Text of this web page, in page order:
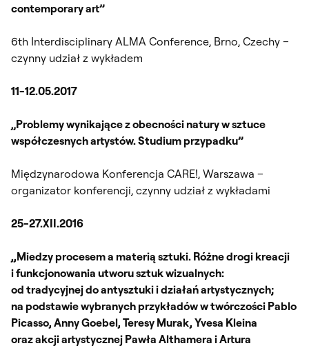
contemporary art”
6th Interdisciplinary ALMA Conference, Brno, Czechy –
czynny udział z wykładem
11-12.05.2017
„Problemy wynikające z obecności natury w sztuce
współczesnych artystów. Studium przypadku”
Międzynarodowa Konferencja CARE!, Warszawa –
organizator konferencji, czynny udział z wykładami
25-27.XII.2016
,,Miedzy procesem a materią sztuki. Różne drogi kreacji
i funkcjonowania utworu sztuk wizualnych:
od tradycyjnej do antysztuki i działań artystycznych;
na podstawie wybranych przykładów w twórczości Pablo
Picasso, Anny Goebel, Teresy Murak, Yvesa Kleina
oraz akcji artystycznej Pawła Althamera i Artura